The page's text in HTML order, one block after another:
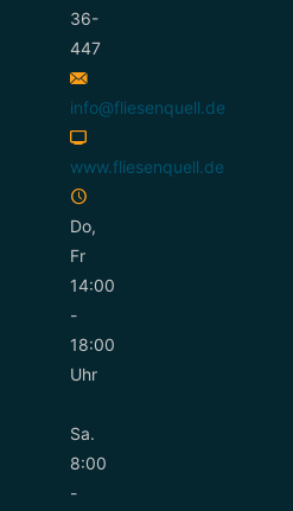
36-
447
info@fliesenquell.de
www.fliesenquell.de
Do,
Fr
14:00
-
18:00
Uhr
Sa.
8:00
-